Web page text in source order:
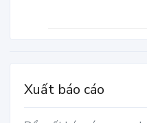
Xuất báo cáo